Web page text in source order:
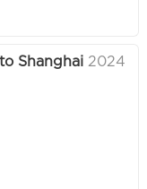
Shanghai 2024